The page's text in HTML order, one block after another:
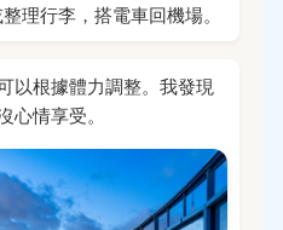
理行李，搭電車回機場。
以根據體力調整。我發現
心情享受。